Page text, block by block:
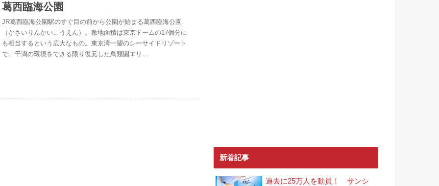
葛西臨海公園
JR葛西臨海公園駅のすぐ目の前から公園が始まる葛西臨海公園
（かさいりんかいこうえん）。敷地面積は東京ドームの17個分に
も相当するという広大なもの。東京湾一望のシーサイドリゾート
で、干潟の環境をできる限り復元した鳥類園エリ…
新着記事
過去に25万人を動員！ サンシ